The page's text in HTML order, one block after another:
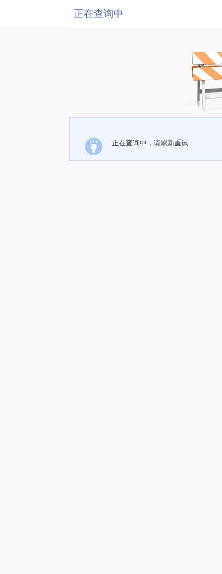
正在查询中
正在查询中，请刷新重试